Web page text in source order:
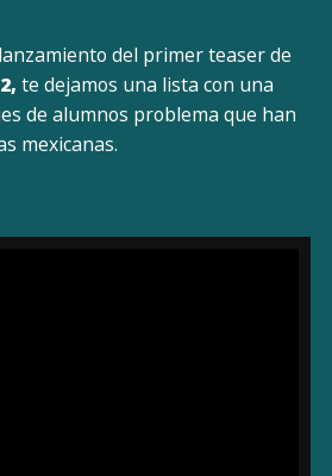
del primer teaser de
te dejamos una lista con una
de alumnos problema que han
mexicanas.